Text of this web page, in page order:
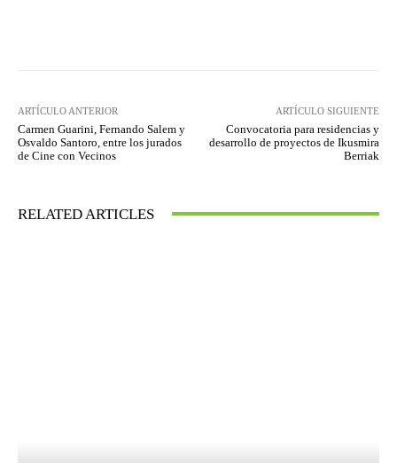
ARTÍCULO ANTERIOR
Carmen Guarini, Fernando Salem y
Osvaldo Santoro, entre los jurados
de Cine con Vecinos
ARTÍCULO SIGUIENTE
Convocatoria para residencias y
desarrollo de proyectos de Ikusmira
Berriak
RELATED ARTICLES